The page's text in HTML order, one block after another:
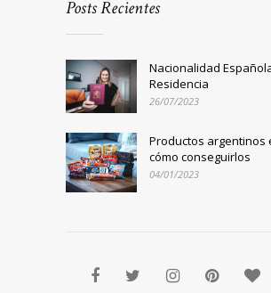
Posts Recientes
Nacionalidad
Residencia
26/07/2023
Productos argentinos
cómo conseguirlos
04/01/2023